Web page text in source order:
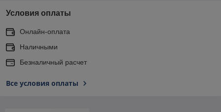
Условия оплаты
Онлайн-оплата
Наличными
Безналичный расчет
Все условия оплаты